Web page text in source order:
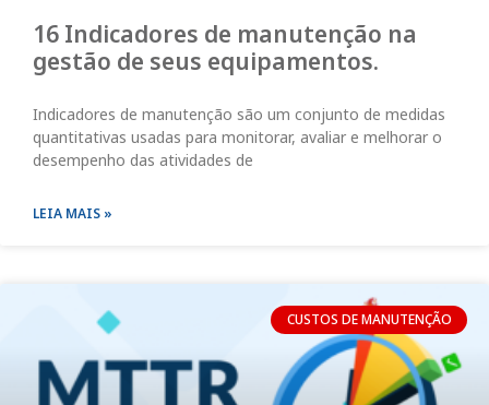
16 Indicadores de manutenção na
gestão de seus equipamentos.
Indicadores de manutenção são um conjunto de medidas
quantitativas usadas para monitorar, avaliar e melhorar o
desempenho das atividades de
LEIA MAIS »
CUSTOS DE MANUTENÇÃO